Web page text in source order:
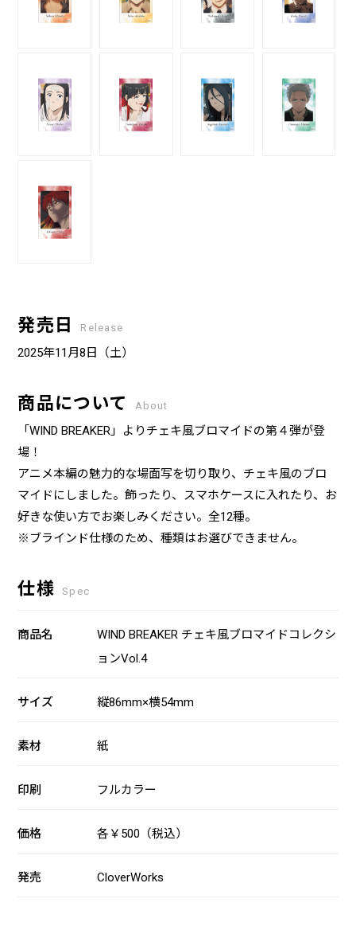
発売日 Release
2025年11月8日（土）
商品について About
「WIND BREAKER」よりチェキ風ブロマイドの第４弾が登
場！
アニメ本編の魅力的な場面写を切り取り、チェキ風のブロ
マイドにしました。飾ったり、スマホケースに入れたり、お
好きな使い方でお楽しみください。全12種。
※ブラインド仕様のため、種類はお選びできません。
仕様 Spec
商品名
WIND BREAKER チェキ風ブロマイドコレクシ
ョンVol.4
サイズ 縦86mm×横54mm
素材 紙
印刷 フルカラー
価格 各￥500（税込）
発売 CloverWorks